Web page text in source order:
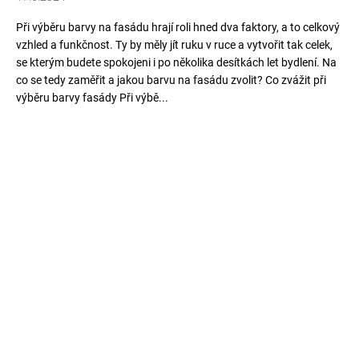
Při výběru barvy na fasádu hrají roli hned dva faktory, a to celkový
vzhled a funkčnost. Ty by měly jít ruku v ruce a vytvořit tak celek,
se kterým budete spokojeni i po několika desítkách let bydlení. Na
co se tedy zaměřit a jakou barvu na fasádu zvolit? Co zvážit při
výběru barvy fasády Při výbě...